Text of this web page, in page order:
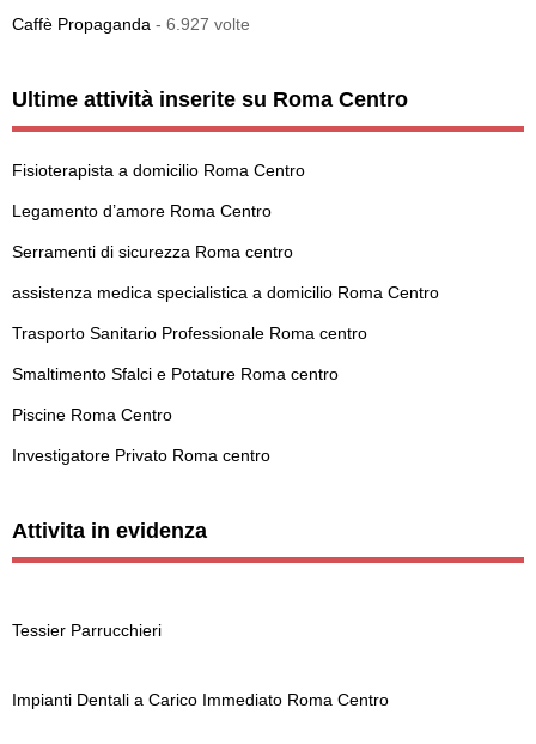
Caffè Propaganda - 6.927 volte
Ultime attività inserite su Roma Centro
Fisioterapista a domicilio Roma Centro
Legamento d’amore Roma Centro
Serramenti di sicurezza Roma centro
assistenza medica specialistica a domicilio Roma Centro
Trasporto Sanitario Professionale Roma centro
Smaltimento Sfalci e Potature Roma centro
Piscine Roma Centro
Investigatore Privato Roma centro
Attivita in evidenza
Tessier Parrucchieri
Impianti Dentali a Carico Immediato Roma Centro